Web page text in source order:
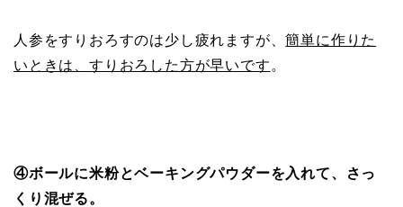
人参をすりおろすのは少し疲れますが、簡単に作りた
いときは、すりおろした方が早いです 。
④ボールに米粉とベーキングパウダーを入れて、さっ
くり混ぜる。